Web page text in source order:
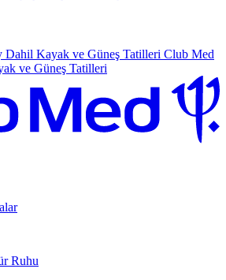
Kayak ve Güneş Tatilleri Club Med
ve Güneş Tatilleri
Ruhu